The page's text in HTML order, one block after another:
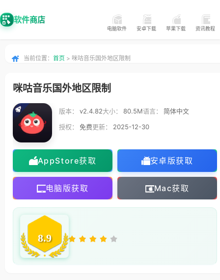
软件商店
电脑软件 安卓下载 苹果下载 资讯教程
当前位置： 首页 > 咪咕音乐国外地区限制
咪咕音乐国外地区限制
版本： v2.4.82大小： 80.5M语言：
简体中文
授权：
免费更新： 2025-12-30
AppStore获取 安卓版获取
电脑版获取 Mac获取
8.9